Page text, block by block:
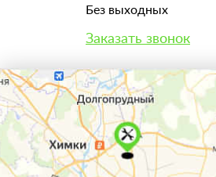
Без выходных
Заказать звонок